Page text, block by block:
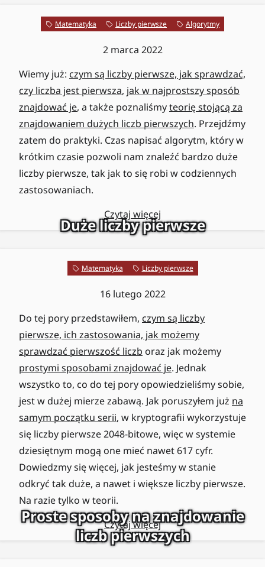
Matematyka Liczby pierwsze Algorytmy
2 marca 2022
Wiemy już: czym są liczby pierwsze, jak sprawdzać,
czy liczba jest pierwsza, jak w najprostszy sposób
znajdować je, a także poznaliśmyteorię stojącą za
znajdowaniem dużych liczb pierwszych. Przejdźmy
zatem do praktyki. Czas napisać algorytm, który w
krótkim czasie pozwoli nam znaleźć bardzo duże
liczby pierwsze, tak jak to się robi w codziennych
zastosowaniach.
Czytaj więcej
Duże liczby pierwsze
Matematyka Liczby pierwsze
16 lutego 2022
Do tej pory przedstawiłem, czym są liczby
pierwsze, ich zastosowania, jak możemy
sprawdzać pierwszość liczb oraz jak możemy
prostymi sposobami znajdować je. Jednak
wszystko to, co do tej pory opowiedzieliśmy sobie,
jest w dużej mierze zabawą. Jak poruszyłem już na
samym początku serii, w kryptografii wykorzystuje
się liczby pierwsze 2048-bitowe, więc w systemie
dziesiętnym mogą one mieć nawet 617 cyfr.
Dowiedzmy się więcej, jak jesteśmy w stanie
odkryć tak duże, a nawet i większe liczby pierwsze.
Na razie tylko w teorii.
Czytaj więcej
Proste sposoby na znajdowanie
liczb pierwszych